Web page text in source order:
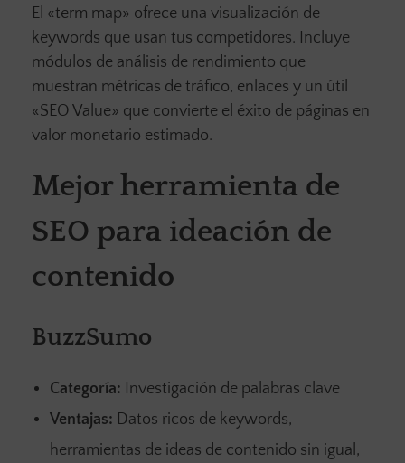
El «term map» ofrece una visualización de
keywords que usan tus competidores. Incluye
módulos de análisis de rendimiento que
muestran métricas de tráfico, enlaces y un útil
«SEO Value» que convierte el éxito de páginas en
valor monetario estimado.
Mejor herramienta de
SEO para ideación de
contenido
BuzzSumo
Categoría: Investigación de palabras clave
Ventajas: Datos ricos de keywords,
herramientas de ideas de contenido sin igual,